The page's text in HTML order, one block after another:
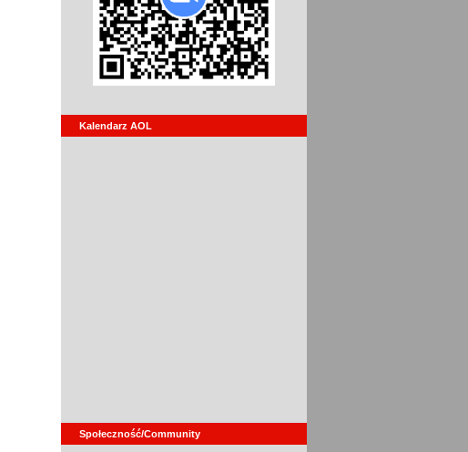
Kalendarz AOL
Społeczność/Community